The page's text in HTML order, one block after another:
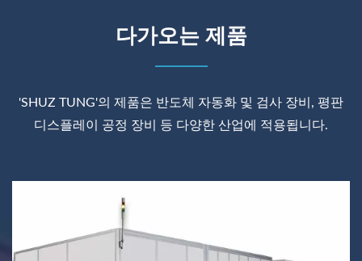
다가오는 제품
'SHUZ TUNG'의 제품은 반도체 자동화 및 검사 장비, 평판
디스플레이 공정 장비 등 다양한 산업에 적용됩니다.